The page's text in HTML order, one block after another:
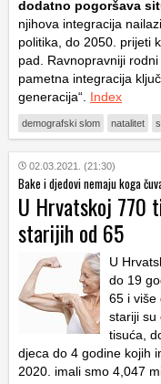
dodatno pogoršava
njihova integracija
politika, do 2050. prijeti
pad. Ravnopravniji
pametna integracija
generacija“. Index
demografski slom natalitet
02.03.2021. (21:30)
Bake i djedovi nemaju koga
U Hrvatskoj 770
starijih od 65
U
do 19
65 i više
stariji su
tisuća,
djeca do 4 godine kojih
2020. imali smo 4,047